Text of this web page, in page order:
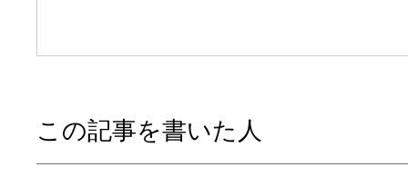
この記事を書いた人